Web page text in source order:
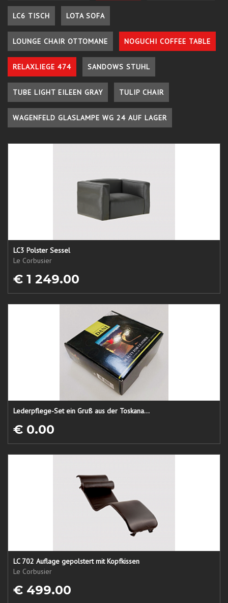
LC6 TISCH LOTA SOFA
LOUNGE CHAIR OTTOMANE NOGUCHI COFFEE TABLE
RELAXLIEGE 474 SANDOWS STUHL
TUBE LIGHT EILEEN GRAY TULIP CHAIR
WAGENFELD GLASLAMPE WG 24 AUF LAGER
LC3 Polster Sessel
Le Corbusier
€ 1 249.00
Lederpflege-Set ein Gruß aus der Toskana...
€ 0.00
LC 702 Auflage gepolstert mit Kopfkissen
Le Corbusier
€ 499.00